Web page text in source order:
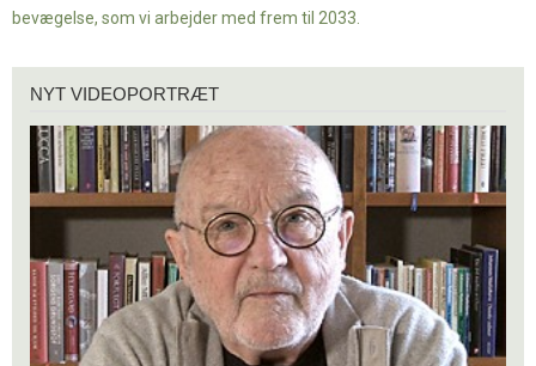
bevægelse, som vi arbejder med frem til 2033.
videoportræt
NYT VIDEOPORTRÆT